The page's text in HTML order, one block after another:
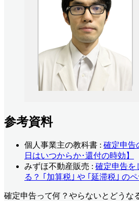
参考資料
個人事業主の教科書 : 確定申告
日はいつからか･還付の時効】
みずほ不動産販売 : 確定申告を
る？ ｢加算税｣ や ｢延滞税｣ の
確定申告って何？やらないとどうな